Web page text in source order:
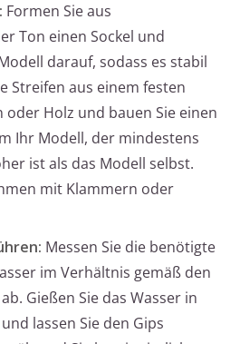
Formen Sie aus
Ton einen Sockel und
darauf, sodass es stabil
Streifen aus einem festen
oder Holz und bauen Sie einen
Ihr Modell, der mindestens
ist als das Modell selbst.
mit Klammern oder
Messen Sie die benötigte
im Verhältnis gemäß den
Gießen Sie das Wasser in
lassen Sie den Gips